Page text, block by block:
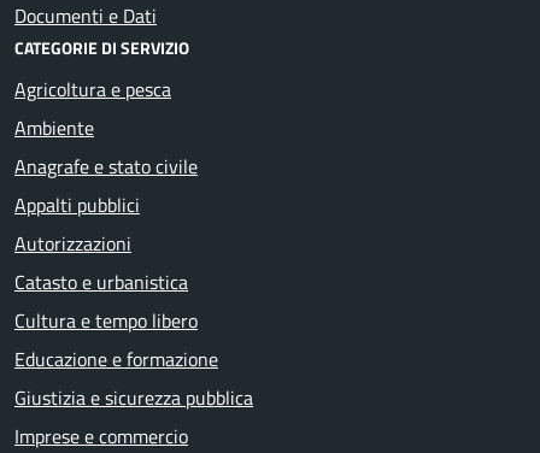
Documenti e Dati
CATEGORIE DI SERVIZIO
Agricoltura e pesca
Ambiente
Anagrafe e stato civile
Appalti pubblici
Autorizzazioni
Catasto e urbanistica
Cultura e tempo libero
Educazione e formazione
Giustizia e sicurezza pubblica
Imprese e commercio